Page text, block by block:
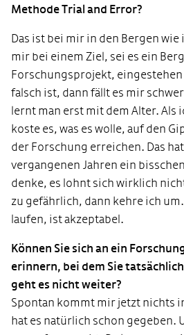
Methode Trial and Error?
Das ist bei mir in den Bergen wie
mir bei einem Ziel, sei es ein
Forschungsprojekt, eingestehen
falsch ist, dann fällt es mir
lernt man erst mit dem Alter. Als
koste es, was es wolle, auf den
der Forschung erreichen. Das
vergangenen Jahren ein
denke, es lohnt sich wirklich
zu gefährlich, dann kehre ich
laufen, ist akzeptabel.
Können Sie sich an ein
erinnern, bei dem Sie
geht es nicht weiter?
Spontan kommt mir jetzt nichts
hat es natürlich schon gegeben.